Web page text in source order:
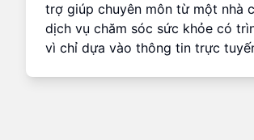
trợ giúp chuyên môn từ một nhà
dịch vụ chăm sóc sức khỏe có
vì chỉ dựa vào thông tin trực